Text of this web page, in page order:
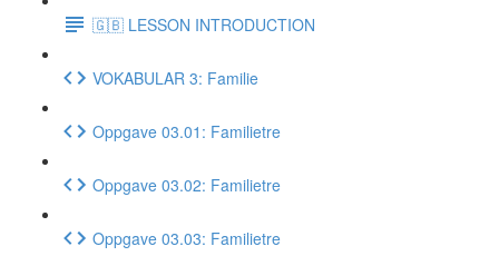
🇬🇧 LESSON INTRODUCTION
VOKABULAR 3: Familie
Oppgave 03.01: Familietre
Oppgave 03.02: Familietre
Oppgave 03.03: Familietre